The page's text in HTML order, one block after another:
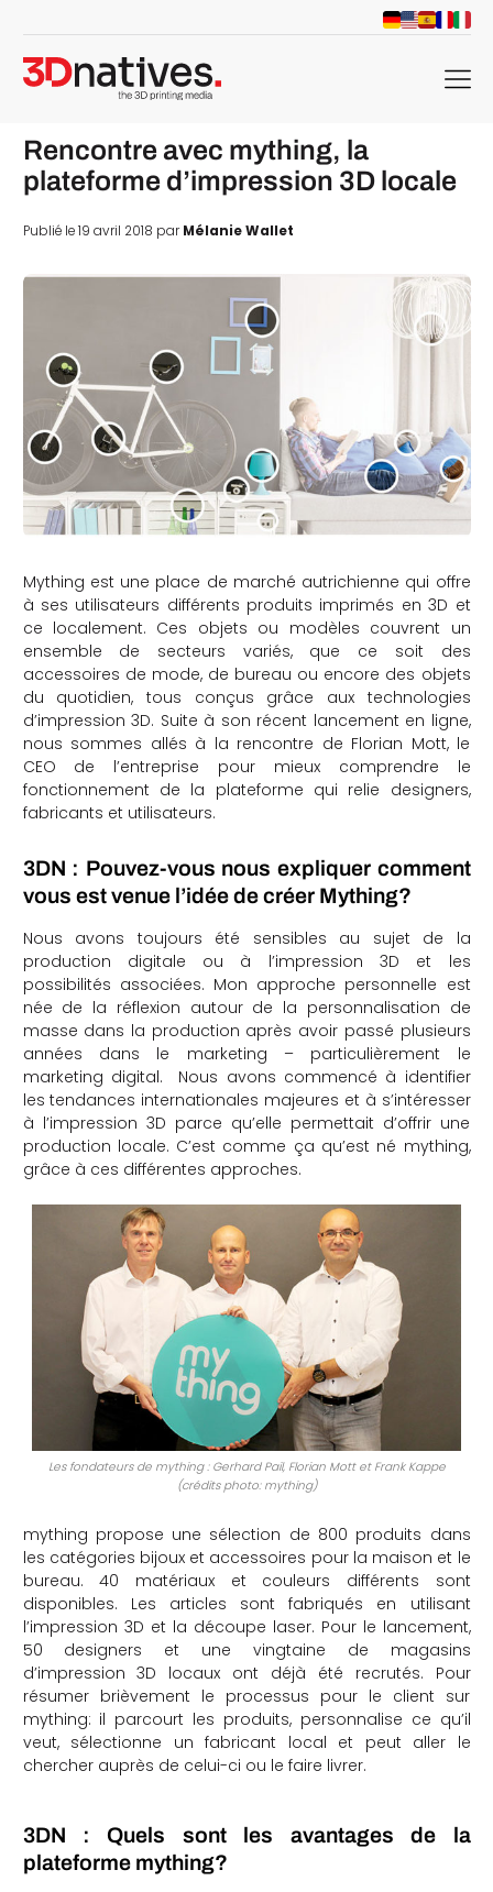
menu
Rencontre avec mything, la
plateforme d’impression 3D locale
Publié le 19 avril 2018 parMélanie Wallet
Mything est une place de marché autrichienne qui offre
à ses utilisateurs différents produits imprimés en 3D et
ce localement. Ces objets ou modèles couvrent un
ensemble de secteurs variés, que ce soit des
accessoires de mode, de bureau ou encore des objets
du quotidien, tous conçus grâce aux technologies
d’impression 3D. Suite à son récent lancement en ligne,
nous sommes allés à la rencontre de Florian Mott, le
CEO de l’entreprise pour mieux comprendre le
fonctionnement de la plateforme qui relie designers,
fabricants et utilisateurs.
3DN : Pouvez-vous nous expliquer comment
vous est venue l’idée de créer Mything?
Nous avons toujours été sensibles au sujet de la
production digitale ou à l’impression 3D et les
possibilités associées. Mon approche personnelle est
née de la réflexion autour de la personnalisation de
masse dans la production après avoir passé plusieurs
années dans le marketing – particulièrement le
marketing digital. Nous avons commencé à identifier
les tendances internationales majeures et à s’intéresser
à l’impression 3D parce qu’elle permettait d’offrir une
production locale. C’est comme ça qu’est né mything,
grâce à ces différentes approches.
Les fondateurs de mything : Gerhard Pail, Florian Mott et Frank Kappe
(crédits photo: mything)
mything propose une sélection de 800 produits dans
les catégories bijoux et accessoires pour la maison et le
bureau. 40 matériaux et couleurs différents sont
disponibles. Les articles sont fabriqués en utilisant
l’impression 3D et la découpe laser. Pour le lancement,
50 designers et une vingtaine de magasins
d’impression 3D locaux ont déjà été recrutés. Pour
résumer brièvement le processus pour le client sur
mything: il parcourt les produits, personnalise ce qu’il
veut, sélectionne un fabricant local et peut aller le
chercher auprès de celui-ci ou le faire livrer.
3DN : Quels sont les avantages de la
plateforme mything?